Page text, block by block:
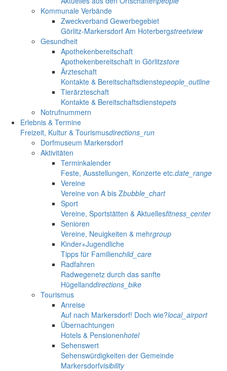
Kommunale Verbände
Zweckverband Gewerbegebiet
Görlitz-Markersdorf Am Hoterbergstreetview
Gesundheit
Apothekenbereitschaft
Apothekenbereitschaft in Görlitzstore
Ärzteschaft
Kontakte & Bereitschaftsdienstepeople_outline
Tierärzteschaft
Kontakte & Bereitschaftsdienstepets
Notrufnummern
Erlebnis & Termine
Freizeit, Kultur & Tourismusdirections_run
Dorfmuseum Markersdorf
Aktivitäten
Terminkalender
Feste, Ausstellungen, Konzerte etc.date_range
Vereine
Vereine von A bis Zbubble_chart
Sport
Vereine, Sportstätten & Aktuellesfitness_center
Senioren
Vereine, Neuigkeiten & mehrgroup
Kinder+Jugendliche
Tipps für Familienchild_care
Radfahren
Radwegenetz durch das sanfte
Hügellanddirections_bike
Tourismus
Anreise
Auf nach Markersdorf! Doch wie?local_airport
Übernachtungen
Hotels & Pensionenhotel
Sehenswert
Sehenswürdigkeiten der Gemeinde
Markersdorfvisibility